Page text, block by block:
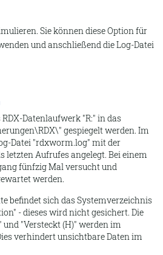
Sie können diese Option für
und anschließend die Log-Datei
Datenlaufwerk "R:" in das
gespiegelt werden. Im
Datei "rdxworm.log" mit der
letzten Aufrufes angelegt. Bei einem
fünfzig Mal versucht und
werden.
befindet sich das Systemverzeichnis
- dieses wird nicht gesichert. Die
"Versteckt (H)" werden im
verhindert unsichtbare Daten im